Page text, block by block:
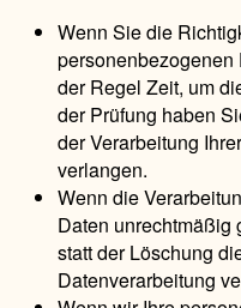
Wenn Sie die
personenbezogenen
der Regel Zeit, um
der Prüfung haben
der Verarbeitung
verlangen.
Wenn die
Daten unrechtmäßig
statt der Löschung
Datenverarbeitung